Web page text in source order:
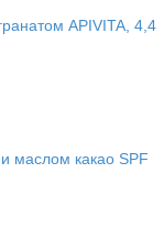
APIVITA, 4,4